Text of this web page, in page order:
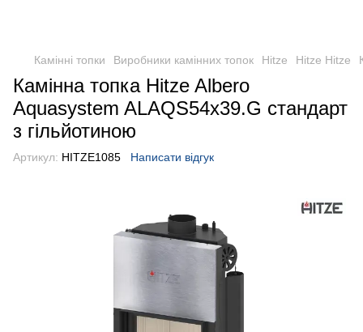
Камінні топки Виробники камінних топок Hitze Hitze Hitze
Камінна топка Hitze Albero
Aquasystem ALAQS54x39.G стандарт
з гільйотиною
Артикул: HITZE1085 Написати відгук